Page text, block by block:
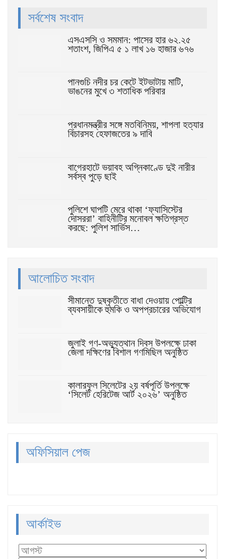
সর্বশেষ সংবাদ
এসএসসি ও সমমান: পাসের হার ৬২.২৫
শতাংশ, জিপিএ ৫ ১ লাখ ১৬ হাজার ৬৭৬
পানগুচি নদীর চর কেটে ইটভাটায় মাটি,
ভাঙনের মুখে ৩ শতাধিক পরিবার
প্রধানমন্ত্রীর সঙ্গে মতবিনিময়, শাপলা হত্যার
বিচারসহ হেফাজতের ৯ দাবি
বাগেরহাটে ভয়াবহ অগ্নিকাণ্ডে দুই নারীর
সর্বস্ব পুড়ে ছাই
পুলিশে ঘাপটি মেরে থাকা ‘ফ্যাসিস্টের
দোসররা’ বাহিনীটির মনোবল ক্ষতিগ্রস্ত
করছে: পুলিশ সার্ভিস…
আলোচিত সংবাদ
সীমান্তে দুষ্কৃতীতে বাধা দেওয়ায় পোল্ট্রি
ব্যবসায়ীকে হুমকি ও অপপ্রচারের অভিযোগ
জুলাই গণ-অভ্যুত্থান দিবস উপলক্ষে ঢাকা
জেলা দক্ষিণের বিশাল গণমিছিল অনুষ্ঠিত
কালারফুল সিলেটের ২য় বর্ষপূর্তি উপলক্ষে
‘সিলেট হেরিটেজ আর্ট ২০২৬’ অনুষ্ঠিত
অফিসিয়াল পেজ
আর্কাইভ